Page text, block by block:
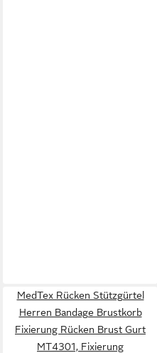
MedTex Rücken Stützgürtel
Herren Bandage Brustkorb
Fixierung Rücken Brust Gurt
MT4301, Fixierung